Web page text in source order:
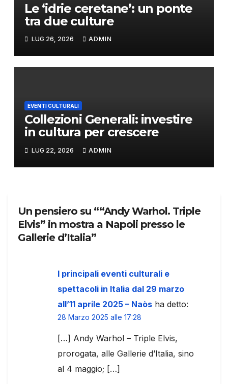
Le ‘idrie ceretane’: un ponte
tra due culture
LUG 26, 2026 ADMIN
EVENTI CULTURALI
Collezioni Generali: investire
in cultura per crescere
LUG 22, 2026 ADMIN
Un pensiero su ““Andy Warhol. Triple
Elvis” in mostra a Napoli presso le
Gallerie d’Italia”
I principali eventi culturali e
spettacoli in Italia dal 29 marzo
all’11 aprile 2025 – Naòs ha detto:
28 Marzo 2025 alle 17:28
[…] Andy Warhol – Triple Elvis,
prorogata, alle Gallerie d’Italia, sino
al 4 maggio; […]